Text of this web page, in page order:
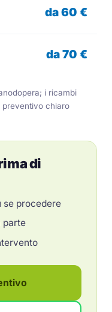
da 60 €
da 70 €
i ricambi
preventivo chiaro
di
se procedere
parte